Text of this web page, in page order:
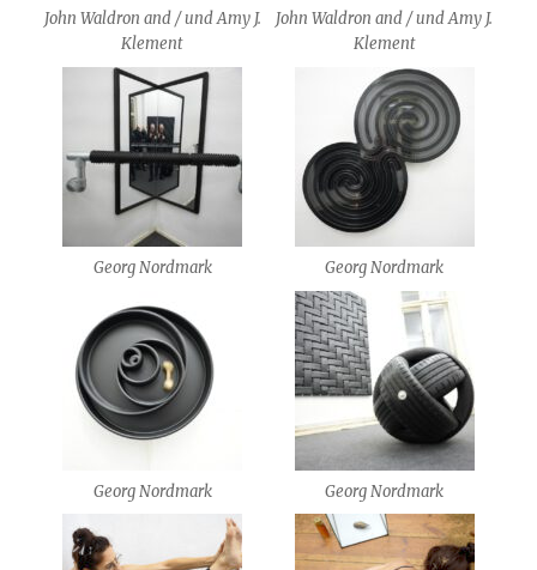
John Waldron and / und Amy J.
Klement
John Waldron and / und Amy J.
Klement
Georg Nordmark Georg Nordmark
Georg Nordmark Georg Nordmark